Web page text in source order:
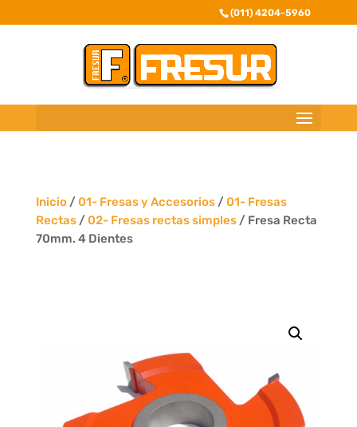
(011) 4204-5960
Inicio/ 01- Fresas y Accesorios/ 01- Fresas
Rectas/ 02- Fresas rectas simples/ Fresa Recta
70mm. 4 Dientes